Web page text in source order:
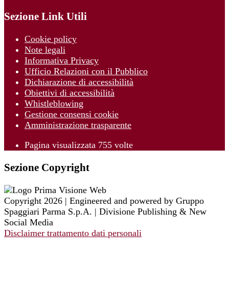
Sezione Link Utili
Cookie policy
Note legali
Informativa Privacy
Ufficio Relazioni con il Pubblico
Dichiarazione di accessibilità
Obiettivi di accessibilità
Whistleblowing
Gestione consensi cookie
Amministrazione trasparente
Pagina visualizzata 755 volte
Sezione Copyright
Copyright 2026 | Engineered and powered by Gruppo
Spaggiari Parma S.p.A. | Divisione Publishing & New
Social Media
Disclaimer trattamento dati personali